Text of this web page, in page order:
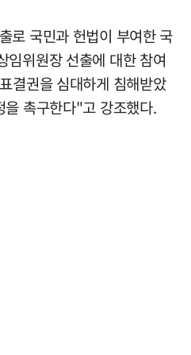
로 국민과 헌법이 부여한 국
임위원장 선출에 대한 참여
결권을 심대하게 침해받았
촉구한다"고 강조했다.